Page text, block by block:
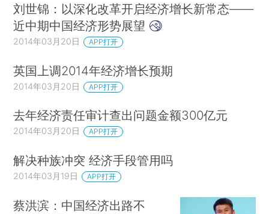
刘世锦：以深化改革开启经济增长新常态——
近中期中国经济形势展望
2014年03月20日 APP打开
英国上调2014年经济增长预期
2014年03月20日 APP打开
去年经济责任审计查出问题金额300亿元
2014年03月20日 APP打开
解决种族冲突 经济手段管用吗
2014年03月19日 APP打开
蔡洪滨：中国经济出路不